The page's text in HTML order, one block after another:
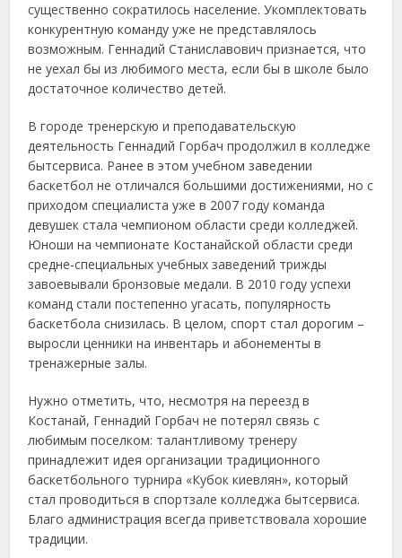
существенно сократилось население. Укомплектовать
конкурентную команду уже не представлялось
возможным. Геннадий Станиславович признается, что
не уехал бы из любимого места, если бы в школе было
достаточное количество детей.
В городе тренерскую и преподавательскую
деятельность Геннадий Горбач продолжил в колледже
бытсервиса. Ранее в этом учебном заведении
баскетбол не отличался большими достижениями, но с
приходом специалиста уже в 2007 году команда
девушек стала чемпионом области среди колледжей.
Юноши на чемпионате Костанайской области среди
средне-специальных учебных заведений трижды
завоевывали бронзовые медали. В 2010 году успехи
команд стали постепенно угасать, популярность
баскетбола снизилась. В целом, спорт стал дорогим –
выросли ценники на инвентарь и абонементы в
тренажерные залы.
Нужно отметить, что, несмотря на переезд в
Костанай, Геннадий Горбач не потерял связь с
любимым поселком: талантливому тренеру
принадлежит идея организации традиционного
баскетбольного турнира «Кубок киевлян», который
стал проводиться в спортзале колледжа бытсервиса.
Благо администрация всегда приветствовала хорошие
традиции.